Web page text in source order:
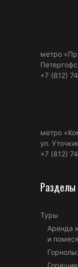
метро
+7 (812)
метро
ул.
+7 (812)
Разделы
Туры
Аренда
и